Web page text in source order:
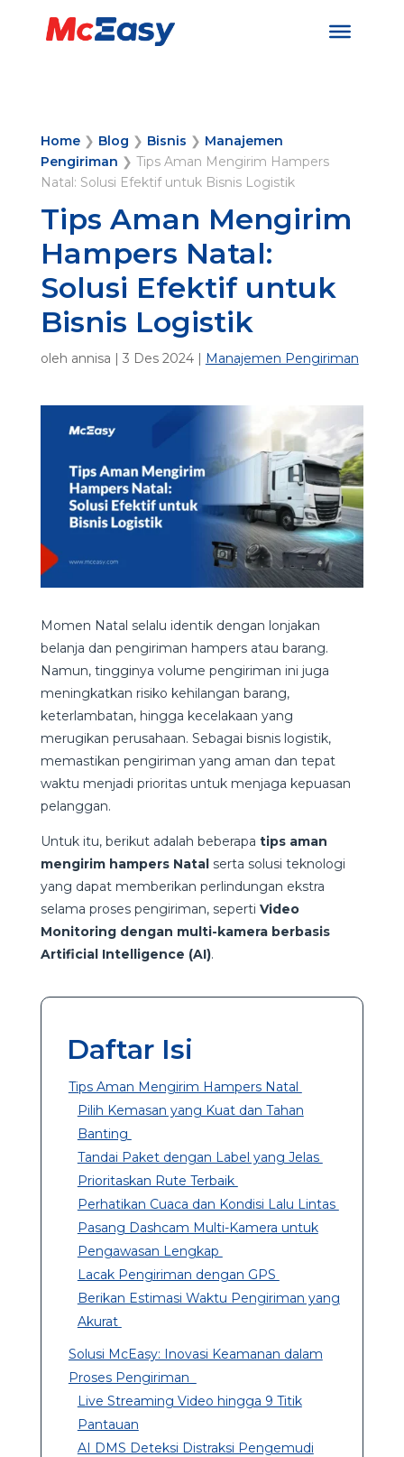
Home❯ Blog ❯ Bisnis ❯ Manajemen
Pengiriman ❯ Tips Aman Mengirim Hampers
Natal: Solusi Efektif untuk Bisnis Logistik
Tips Aman Mengirim
Hampers Natal:
Solusi Efektif untuk
Bisnis Logistik
oleh annisa | 3 Des 2024| Manajemen Pengiriman
Momen Natal selalu identik dengan lonjakan
belanja dan pengiriman hampers atau barang.
Namun, tingginya volume pengiriman ini juga
meningkatkan risiko kehilangan barang,
keterlambatan, hingga kecelakaan yang
merugikan perusahaan. Sebagai bisnis logistik,
memastikan pengiriman yang aman dan tepat
waktu menjadi prioritas untuk menjaga kepuasan
pelanggan.
Untuk itu, berikut adalah beberapa tips aman
mengirim hampers Natalserta solusi teknologi
yang dapat memberikan perlindungan ekstra
selama proses pengiriman, seperti Video
Monitoring dengan multi-kamera berbasis
Artificial Intelligence (AI).
Daftar Isi
Tips Aman Mengirim Hampers Natal
Pilih Kemasan yang Kuat dan Tahan
Banting
Tandai Paket dengan Label yang Jelas
Prioritaskan Rute Terbaik
Perhatikan Cuaca dan Kondisi Lalu Lintas
Pasang Dashcam Multi-Kamera untuk
Pengawasan Lengkap
Lacak Pengiriman dengan GPS
Berikan Estimasi Waktu Pengiriman yang
Akurat
Solusi McEasy: Inovasi Keamanan dalam
Proses Pengiriman
Live Streaming Video hingga 9 Titik
Pantauan
AI DMS Deteksi Distraksi Pengemudi